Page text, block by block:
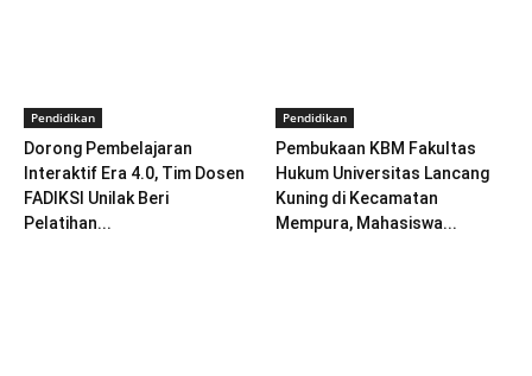
Pendidikan
Dorong Pembelajaran
Interaktif Era 4.0, Tim Dosen
FADIKSI Unilak Beri
Pelatihan...
Pendidikan
Pembukaan KBM Fakultas
Hukum Universitas Lancang
Kuning di Kecamatan
Mempura, Mahasiswa...